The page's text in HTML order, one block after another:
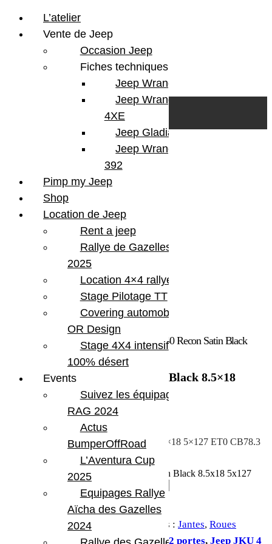
Jantes/ Jante Kmc XD140 Recon Satin Black
8.5×18 5×127 ET0 CB78.3
Jante Kmc XD140 Recon Satin Black 8.5×18
5×127 ET0 CB78.3
Jante Kmc XD140 Recon Satin Black 8.5×18 5×127 ET0 CB78.3
quantité de Jante Kmc XD140 Recon Satin Black 8.5x18 5x127
XD14088550700 Catégories : Jantes, Roues
Étiquettes :
Jeep Gladiator,Jeep JK 2 portes, Jeep JKU 4
L’atelier
Vente de Jeep
Occasion Jeep
Fiches techniques
Jeep Wrangler JL
Jeep Wrangler
4XE
Jeep Gladiator
Jeep Wrangler V8
392
Pimp my Jeep
Shop
Location de Jeep
Rent a jeep
Rallye de Gazelles
2025
Location 4×4 rallye
Stage Pilotage TT
Covering automobile –
OR Design
Stage 4X4 intensif
100% désert
Events
Suivez les équipages
RAG 2024
Actus
BumperOffRoad
L’Aventura Cup
2025
Equipages Rallye
Aïcha des Gazelles
2024